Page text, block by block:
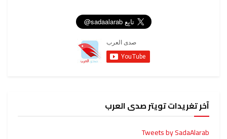
آخر تغريدات تويتر صدى العرب
Tweets by SadaAlarab